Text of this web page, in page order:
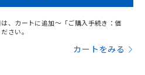
、カートに追加～「ご購入手続き：価
さい。
カートをみる